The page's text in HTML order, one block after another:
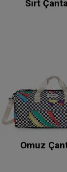
Sırt
Omuz